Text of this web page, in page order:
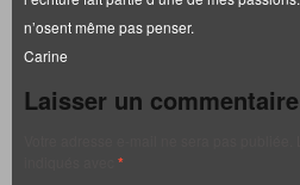
n’osent même pas penser.
Carine
Laisser un commentaire
*